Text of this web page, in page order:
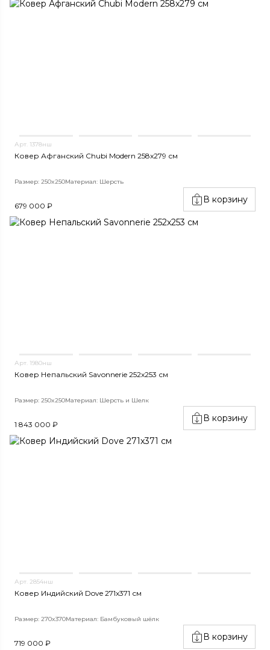
Арт. 1378нш
Ковер Афганский Chubi Modern 258x279 см
Размер: 250x250Материал: Шерсть
679 000 ₽
В корзину
Арт. 1980нш
Ковер Непальский Savonnerie 252x253 см
Размер: 250x250Материал: Шерсть и Шелк
1 843 000 ₽
В корзину
Арт. 2854нш
Ковер Индийский Dove 271x371 см
Размер: 270x370Материал: Бамбуковый шёлк
719 000 ₽
В корзину